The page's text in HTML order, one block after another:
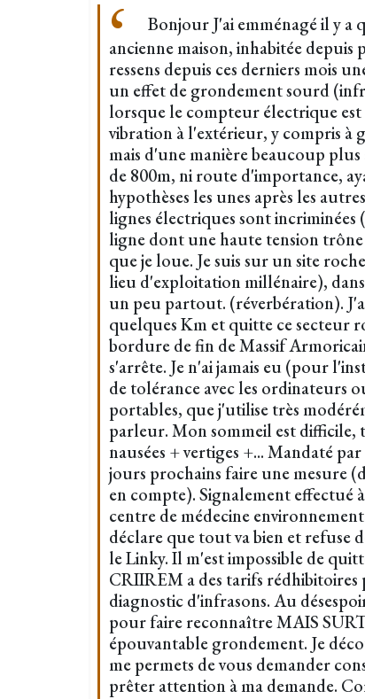
Bonjour J'ai emménagé il y a
ancienne maison, inhabitée depuis
ressens depuis ces derniers mois
un effet de grondement sourd
lorsque le compteur électrique est
vibration à l'extérieur, y compris à
mais d'une manière beaucoup plus
de 800m, ni route d'importance,
hypothèses les unes après les
lignes électriques sont
ligne dont une haute tension
que je loue. Je suis sur un site
lieu d'exploitation millénaire),
un peu partout. (réverbération).
quelques Km et quitte ce secteur
bordure de fin de Massif
s'arrête. Je n'ai jamais eu (pour
de tolérance avec les ordinateurs
portables, que j'utilise très
parleur. Mon sommeil est difficile,
nausées + vertiges +... Mandaté
jours prochains faire une mesure
en compte). Signalement effectué
centre de médecine
déclare que tout va bien et refuse
le Linky. Il m'est impossible de
CRIIREM a des tarifs
diagnostic d'infrasons. Au
pour faire reconnaître MAIS
épouvantable grondement. Je
me permets de vous demander
prêter attention à ma demande.